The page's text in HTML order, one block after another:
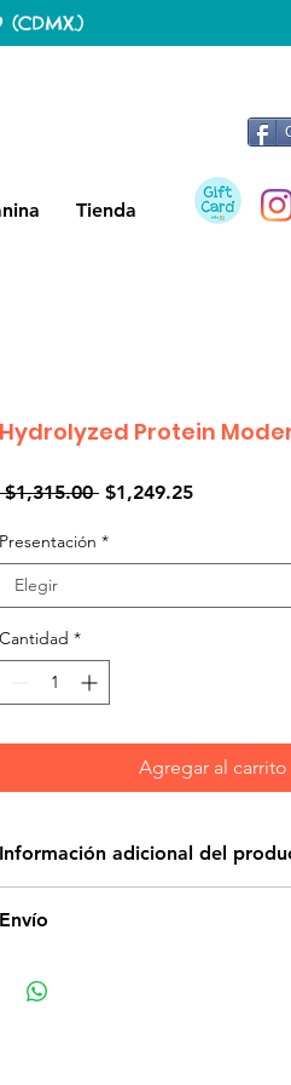
Tienda
Hydrolyzed Protein
$1,315.00 Precio
$1,249.25Precio
Presentación *
Elegir
Cantidad *
Agregar al carrito
Información adicional del
El extracto de hidrolizado de
molecular, es altamente
Envío